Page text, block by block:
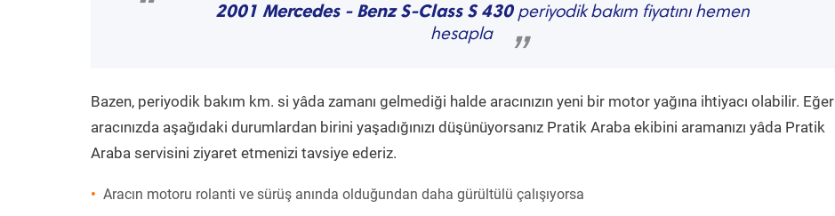
“ 2001 Mercedes - Benz S-Class S 430periyodik bakım fiyatını hemen
hesapla
”
Bazen, periyodik bakım km. si yâda zamanı gelmediği halde aracınızın yeni bir motor yağına ihtiyacı olabilir. Eğer
aracınızda aşağıdaki durumlardan birini yaşadığınızı düşünüyorsanız Pratik Araba ekibini aramanızı yâda Pratik
Araba servisini ziyaret etmenizi tavsiye ederiz.
Aracın motoru rolanti ve sürüş anında olduğundan daha gürültülü çalışıyorsa